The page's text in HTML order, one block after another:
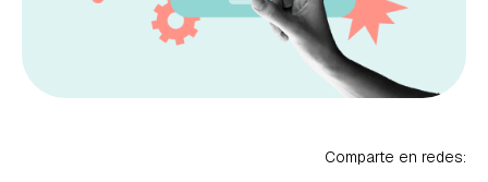
Comparte en redes: